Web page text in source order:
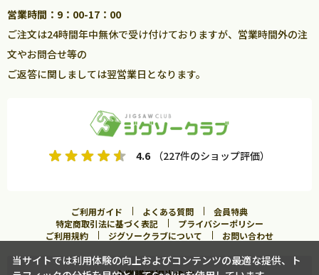
営業時間：9：00-17：00
ご注文は24時間年中無休で受け付けておりますが、営業時間外の注
文やお問合せ等の
ご返答に関しましては翌営業日となります。
4.6 （227件のショップ評価）
ご利用ガイド よくある質問
会員特典
特定商取引法に基づく表記
プライバシーポリシー
ご利用規約
ジグソークラブについて お問い合わせ
当サイトでは利用体験の向上およびコンテンツの最適な提供、ト